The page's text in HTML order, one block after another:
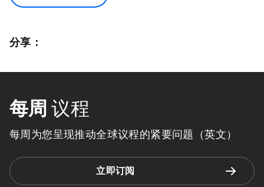
分享：
每周 议程
每周为您呈现推动全球议程的紧要问题（英文）
立即订阅